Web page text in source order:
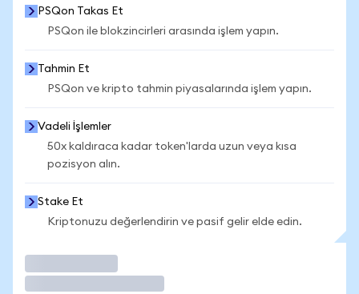
PSQon Takas Et
PSQon ile blokzincirleri arasında işlem yapın.
Tahmin Et
PSQon ve kripto tahmin piyasalarında işlem yapın.
Vadeli İşlemler
50x kaldıraca kadar token'larda uzun veya kısa
pozisyon alın.
Stake Et
Kriptonuzu değerlendirin ve pasif gelir elde edin.